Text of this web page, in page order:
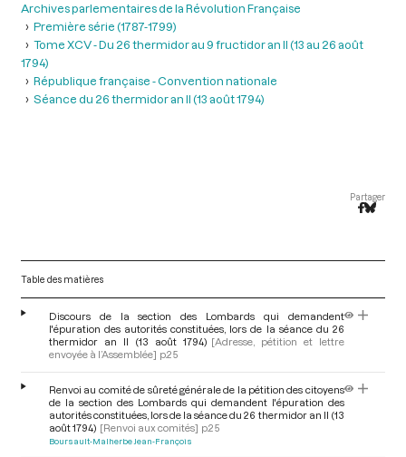
Archives parlementaires de la Révolution Française
Première série (1787-1799)
Tome XCV - Du 26 thermidor au 9 fructidor an II (13 au 26 août
1794)
République française - Convention nationale
Séance du 26 thermidor an II (13 août 1794)
Partager
Table des matières
Discours de la section des Lombards qui demandent
l'épuration des autorités constituées, lors de la séance du 26
thermidor an II (13 août 1794) [Adresse, pétition et lettre
envoyée à l’Assemblée] p.25
Renvoi au comité de sûreté générale de la pétition des citoyens
de la section des Lombards qui demandent l'épuration des
autorités constituées, lors de la séance du 26 thermidor an II (13
août 1794) [Renvoi aux comités] p.25
Boursault-Malherbe Jean-François